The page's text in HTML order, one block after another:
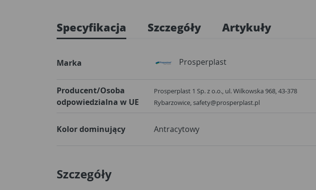
Specyfikacja Szczegóły Artykuły
Marka Prosperplast
Producent/Osoba
odpowiedzialna w UE
Prosperplast 1 Sp. z o.o., ul. Wilkowska 968, 43-378
Rybarzowice, safety@prosperplast.pl
Kolor dominujący Antracytowy
Szczegóły